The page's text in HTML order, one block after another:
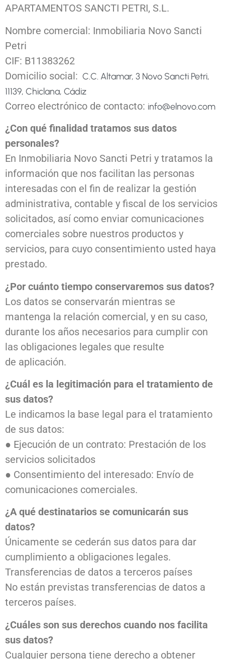
APARTAMENTOS SANCTI PETRI, S.L.
Nombre comercial: Inmobiliaria Novo Sancti
Petri
CIF: B11383262
Domicilio social: C.C. Altamar, 3 Novo Sancti Petri,
11139, Chiclana, Cádiz
Correo electrónico de contacto: info@elnovo.com
¿Con qué finalidad tratamos sus datos
personales?
En Inmobiliaria Novo Sancti Petri y tratamos la
información que nos facilitan las personas
interesadas con el fin de realizar la gestión
administrativa, contable y fiscal de los servicios
solicitados, así como enviar comunicaciones
comerciales sobre nuestros productos y
servicios, para cuyo consentimiento usted haya
prestado.
¿Por cuánto tiempo conservaremos sus datos?
Los datos se conservarán mientras se
mantenga la relación comercial, y en su caso,
durante los años necesarios para cumplir con
las obligaciones legales que resulte
de aplicación.
¿Cuál es la legitimación para el tratamiento de
sus datos?
Le indicamos la base legal para el tratamiento
de sus datos:
● Ejecución de un contrato: Prestación de los
servicios solicitados
● Consentimiento del interesado: Envío de
comunicaciones comerciales.
¿A qué destinatarios se comunicarán sus
datos?
Únicamente se cederán sus datos para dar
cumplimiento a obligaciones legales.
Transferencias de datos a terceros países
No están previstas transferencias de datos a
terceros países.
¿Cuáles son sus derechos cuando nos facilita
sus datos?
Cualquier persona tiene derecho a obtener